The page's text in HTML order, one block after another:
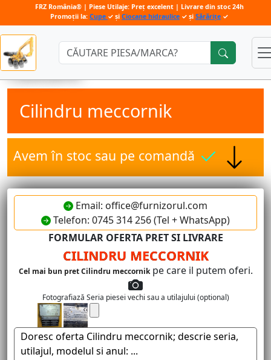
Căutare:
Cilindru meccornik
Avem în stoc sau pe comandă
Email: office@furnizorul.com
Telefon: 0745 314 256 (Tel + WhatsApp)
FORMULAR OFERTA PRET SI LIVRARE
CILINDRU MECCORNIK
Cel mai bun pret Cilindru meccornikpe care il putem oferi.
Fotografiază Seria piesei vechi sau a utilajului (optional)
FRZ România® | Piese Utilaje: Preț excelent | Livrare din stoc 24h
Promoții la: Cupe ✓ și Ciocane hidraulice ✓ și Sărărițe ✓